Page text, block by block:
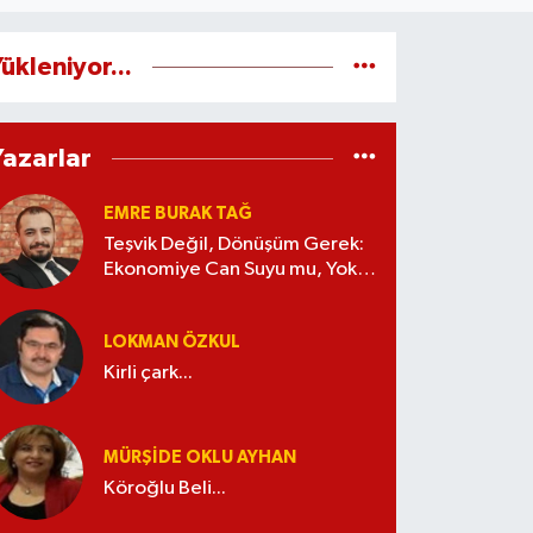
EMRE BURAK TAĞ
Teşvik Değil, Dönüşüm Gerek:
Ekonomiye Can Suyu mu, Yoksa
LOKMAN ÖZKUL
Kirli çark...
MÜRŞIDE OKLU AYHAN
Köroğlu Beli...